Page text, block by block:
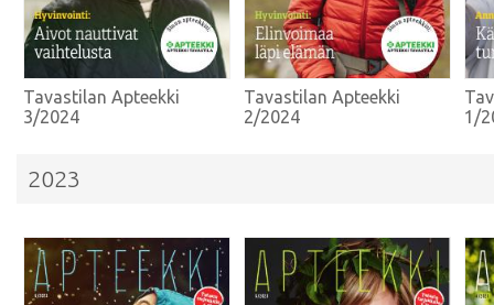
Tavastilan Apteekki
3/2024
Tavastilan Apteekki
2/2024
1/
2023